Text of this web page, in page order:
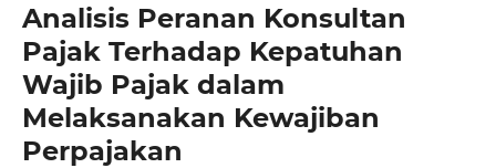
Analisis Peranan Konsultan
Pajak Terhadap Kepatuhan
Wajib Pajak dalam
Melaksanakan Kewajiban
Perpajakan